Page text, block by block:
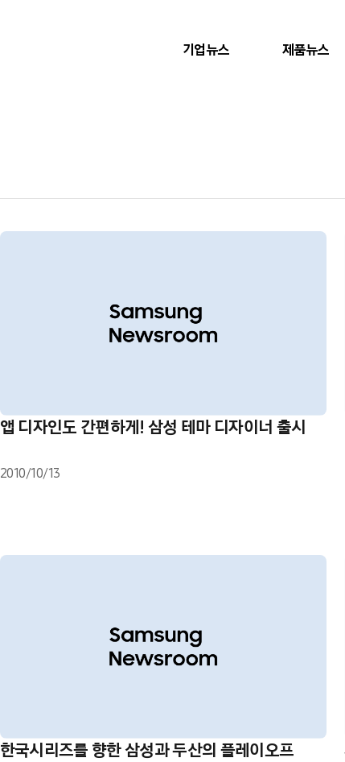
기업뉴스 제품뉴스
앱 디자인도 간편하게! 삼성 테마 디자이너 출시
2010/10/13
한국시리즈를 향한 삼성과 두산의 플레이오프